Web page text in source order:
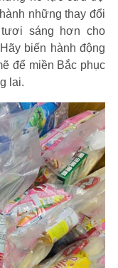
những thay đổi
sáng hơn cho
biến hành động
để miền Bắc phục
lai.